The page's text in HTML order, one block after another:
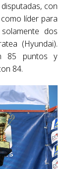
con
líder para
dos
(Hyundai).
85 puntos y
84.